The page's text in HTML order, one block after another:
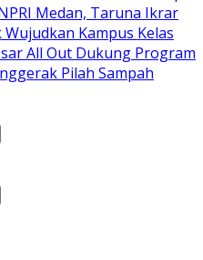
Medan, Taruna Ikrar
Kampus Kelas
All Out Dukung Program
Pilah Sampah